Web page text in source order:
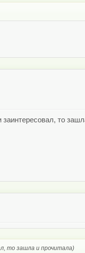
то
то зашла и прочитала)